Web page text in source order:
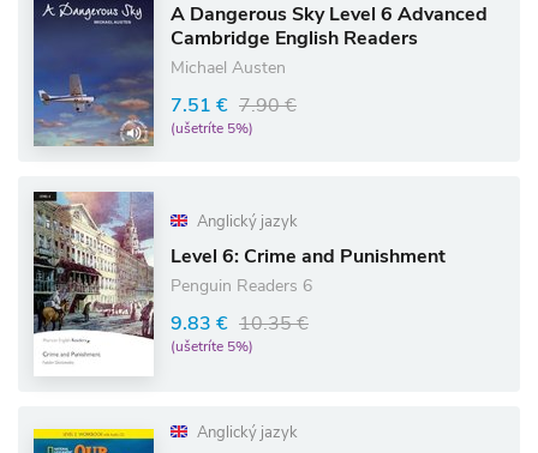
A Dangerous Sky Level 6 Advanced
Cambridge English Readers
Michael Austen
7.51 € 7.90 €
(ušetríte 5%)
Anglický jazyk
Level 6: Crime and Punishment
Penguin Readers 6
9.83 € 10.35 €
(ušetríte 5%)
Anglický jazyk